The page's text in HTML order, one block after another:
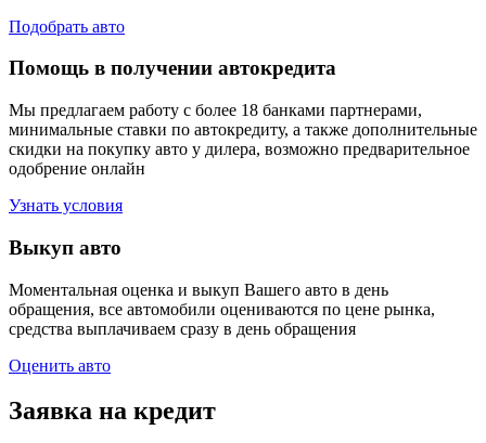
Подобрать авто
Помощь в получении автокредита
Мы предлагаем работу с более 18 банками партнерами,
минимальные ставки по автокредиту, а также дополнительные
скидки на покупку авто у дилера, возможно предварительное
одобрение онлайн
Узнать условия
Выкуп авто
Моментальная оценка и выкуп Вашего авто в день
обращения, все автомобили оцениваются по цене рынка,
средства выплачиваем сразу в день обращения
Оценить авто
Заявка на кредит